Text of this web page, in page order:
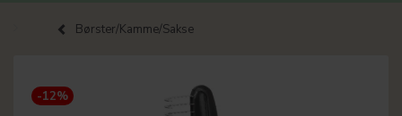
Børster/Kamme/Sakse
-12%